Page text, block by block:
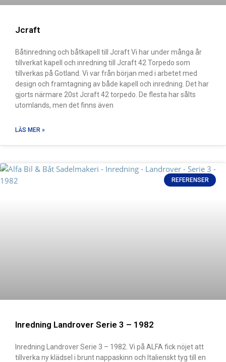
Jcraft
Båtinredning och båtkapell till Jcraft Vi har under många år
tillverkat kapell och inredning till Jcraft 42 Torpedo som
tillverkas på Gotland. Vi var från början med i arbetet med
design och framtagning av både kapell och inredning. Det har
gjorts närmare 20st Jcraft 42 torpedo. De flesta har sålts
utomlands, men det finns även
LÄS MER »
REFERENSER
Inredning Landrover Serie 3 – 1982
Inredning Landrover Serie 3 – 1982. Vi på ALFA fick nöjet att
tillverka ny klädsel i brunt nappaskinn och Italienskt tyg till en